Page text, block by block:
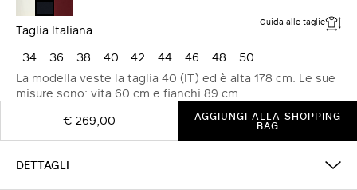
Taglia Italiana Guida alle taglie
34 36 38 40 42 44 46 48
50
La modella veste la taglia 40 (IT) ed è alta 178 cm. Le sue
misure sono: vita 60 cm e fianchi 89 cm
€ 269,00
AGGIUNGI ALLA SHOPPING
BAG
DETTAGLI